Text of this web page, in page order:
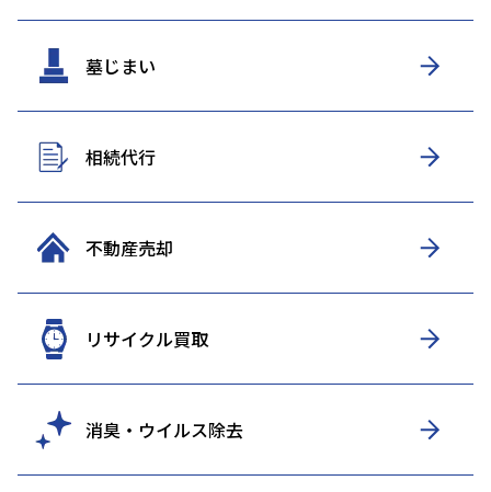
墓じまい
相続代行
不動産売却
リサイクル買取
消臭・ウイルス除去